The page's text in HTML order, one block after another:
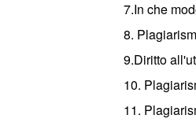
7.In che
8.
9.Diritto
10.
11.